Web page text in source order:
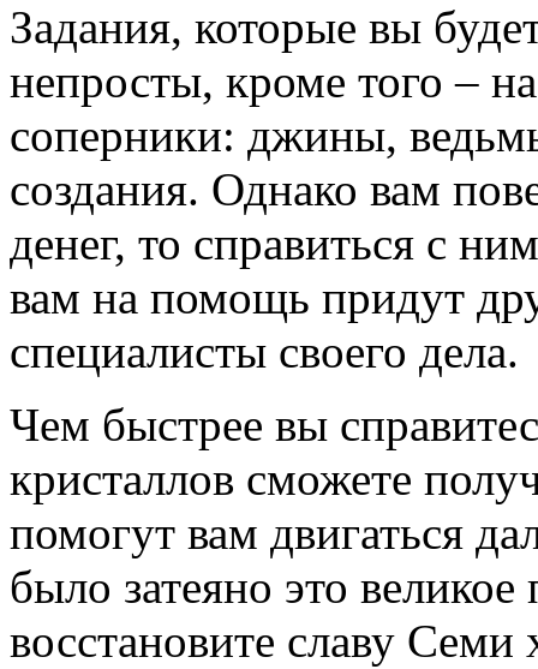
Задания, которые вы
непросты, кроме того –
соперники: джины,
создания. Однако вам
денег, то справиться с
вам на помощь придут
специалисты своего дела.
Чем быстрее вы
кристаллов сможете
помогут вам двигаться
было затеяно это
восстановите славу Семи